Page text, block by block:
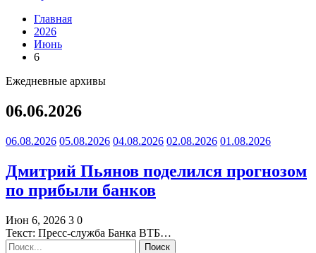
Главная
2026
Июнь
6
Ежедневные архивы
06.06.2026
06.08.2026 05.08.2026 04.08.2026 02.08.2026 01.08.2026
Дмитрий Пьянов поделился прогнозом
по прибыли банков
Июн 6, 2026 3 0
Текст: Пресс-служба Банка ВТБ…